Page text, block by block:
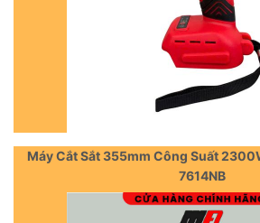
Máy Cắt Sắt 355mm Công Suất
7614NB